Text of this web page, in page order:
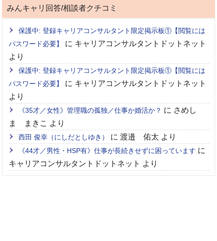
みんキャリ回答/相談者クチコミ
保護中: 登録キャリアコンサルタント限定掲示板①【閲覧には
パスワード必要】
に キャリアコンサルタントドットネット
より
保護中: 登録キャリアコンサルタント限定掲示板①【閲覧には
パスワード必要】
に キャリアコンサルタントドットネット
より
《35才／女性》管理職の孤独／仕事か婚活か？ に さめし
ま まきこ より
西田 俊幸（にしだとしゆき） に渡邉 佑太 より
《44才／男性・HSP有》仕事が長続きせずに困っています に
キャリアコンサルタントドットネット より